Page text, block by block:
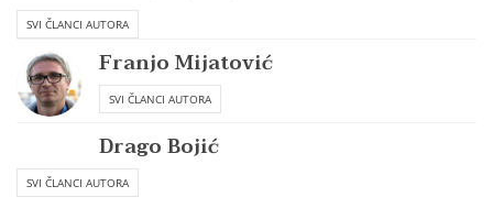
SVI ČLANCI AUTORA
Franjo Mijatović
SVI ČLANCI AUTORA
Drago Bojić
SVI ČLANCI AUTORA